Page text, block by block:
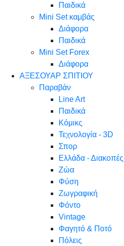
Παιδικά
Mini Set καμβάς
Διάφορα
Παιδικά
Mini Set Forex
Διάφορα
ΑΞΕΣΟΥΑΡ ΣΠΙΤΙΟΥ
Παραβάν
Line Art
Παιδικά
Κόμικς
Τεχνολογία - 3D
Σπορ
Ελλάδα - Διακοπές
Ζώα
Φύση
Ζωγραφική
Φόντο
Vintage
Φαγητό & Ποτό
Πόλεις